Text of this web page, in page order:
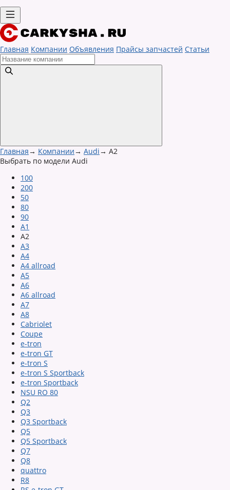
Главная Компании Объявления Прайсы запчастей Статьи
Главная→ Компании→ Audi→ A2
Выбрать по модели Audi
100
200
50
80
90
A1
A2
A3
A4
A4 allroad
A5
A6
A6 allroad
A7
A8
Cabriolet
Coupe
e-tron
e-tron GT
e-tron S
e-tron S Sportback
e-tron Sportback
NSU RO 80
Q2
Q3
Q3 Sportback
Q5
Q5 Sportback
Q7
Q8
quattro
R8